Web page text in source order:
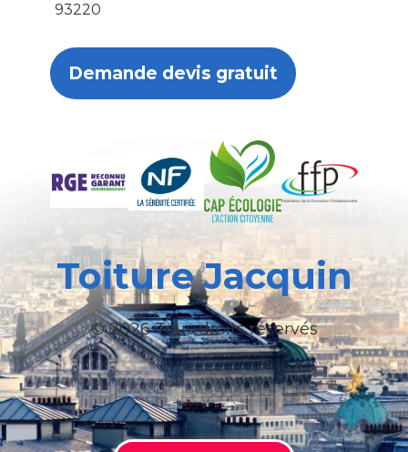
93220
Demande devis gratuit
Toiture Jacquin
© 2026 Tous droits réservés